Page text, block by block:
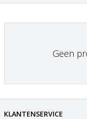
Geen
KLANTENSERVICE